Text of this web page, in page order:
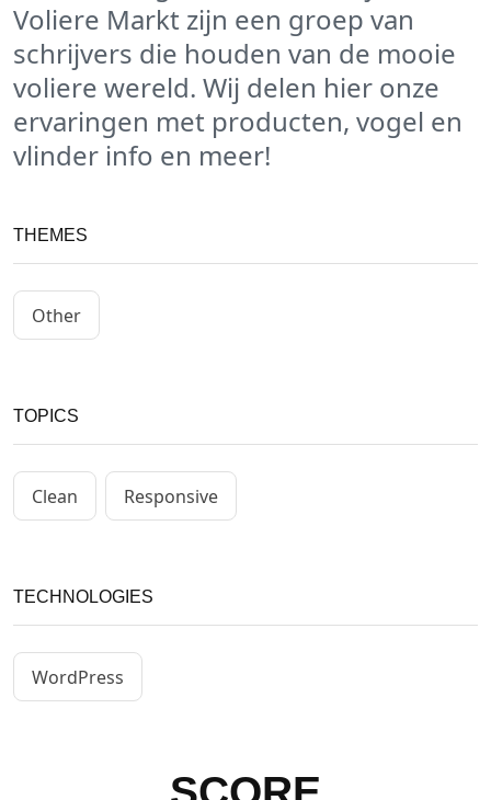
Voliere Markt zijn een groep van
schrijvers die houden van de mooie
voliere wereld. Wij delen hier onze
ervaringen met producten, vogel en
vlinder info en meer!
THEMES
Other
TOPICS
Clean Responsive
TECHNOLOGIES
WordPress